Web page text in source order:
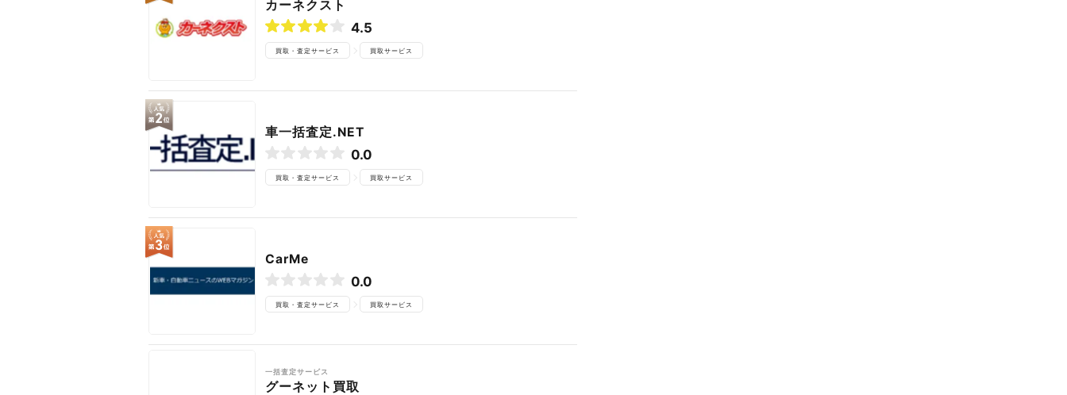
カーネクスト
4.5
買取・査定サービス 買取サービス
車一括査定.NET
0.0
買取・査定サービス 買取サービス
CarMe
0.0
買取・査定サービス 買取サービス
一括査定サービス
グーネット買取